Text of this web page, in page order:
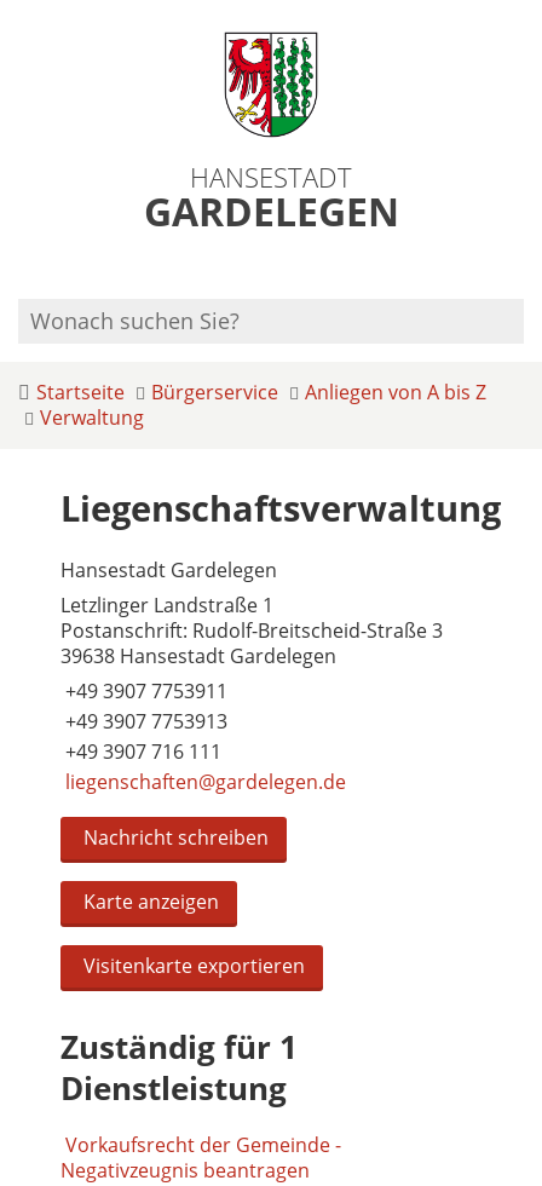
HANSESTADT
GARDELEGEN
Startseite Bürgerservice
Anliegen von A bis Z
Verwaltung
Liegenschaftsverwaltung
Hansestadt Gardelegen
Letzlinger Landstraße 1
Postanschrift: Rudolf-Breitscheid-Straße 3
39638 Hansestadt Gardelegen
+49 3907 7753911
+49 3907 7753913
+49 3907 716 111
liegenschaften@gardelegen.de
Nachricht schreiben
Karte anzeigen
Visitenkarte exportieren
Zuständig für 1
Dienstleistung
Vorkaufsrecht der Gemeinde -
Negativzeugnis beantragen